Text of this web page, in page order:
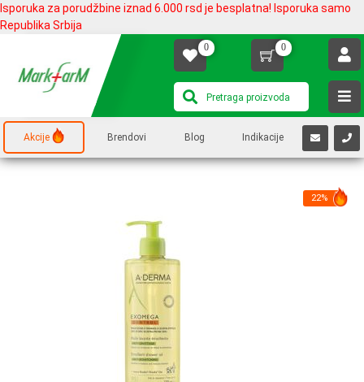
Isporuka za porudžbine iznad 6.000 rsd je besplatna! Isporuka samo
Republika Srbija
0 0
Akcije Brendovi Blog Indikacije
22%